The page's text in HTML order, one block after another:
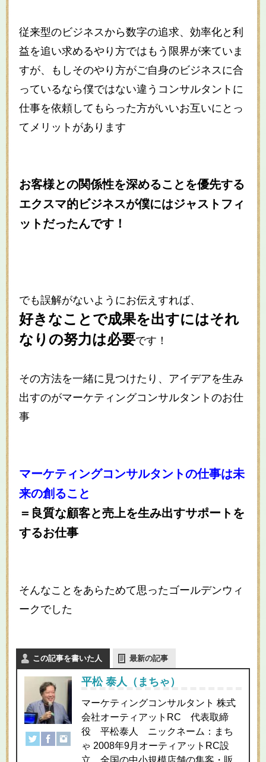
従来型のビジネスから数字の追求、効率化と利
益を追い求めるやり方ではもう限界が来ていま
すが、もしそのやり方がご自身のビジネスに合
っているなら僕ではない違うコンサルタントに
仕事を依頼してもらった方がいいお互いにとっ
てメリットがあります
お客様との関係性を深めることを優先する
エクスマ的ビジネスが僕にはジャストフィ
ットだったんです！
でも誤解がないようにお伝えすれば、
好きなことで成果を出すにはそれ
なりの努力は必要です！
その方法を一緒に見つけたり、アイデアを生み
出すのがマーケティングコンサルタントのお仕
事
マーケティングコンサルタントの仕事は未
来の創ること
＝良質な顧客と売上を生み出すサポートを
するお仕事
そんなことをあらためて思ったゴールデンウィ
ークでした
この記事を書いた人 最新の記事
平松 泰人（まちゃ）
マーケティングコンサルタント 株式
会社オーティアットRC 代表取締
役 平松泰人 ニックネーム：まち
ゃ 2008年9月オーティアットRC設
立 全国の中小規模店舗の集客・販